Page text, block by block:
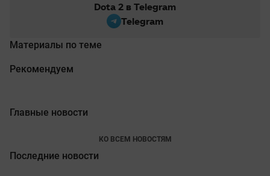
Dota 2 в Telegram
Telegram
Материалы по теме
Рекомендуем
Главные новости
КО ВСЕМ НОВОСТЯМ
Последние новости